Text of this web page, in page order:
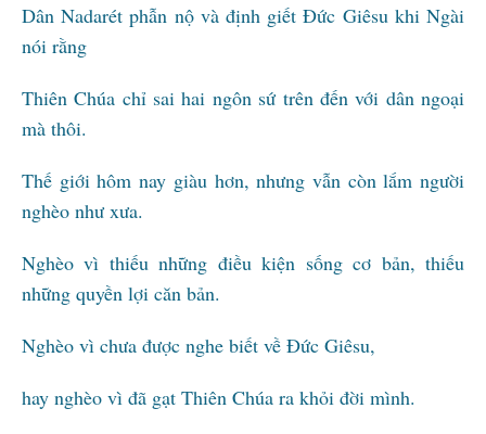
Dân Nadarét phẫn nộ và định giết Đức Giêsu khi Ngài
nói rằng
Thiên Chúa chỉ sai hai ngôn sứ trên đến với dân ngoại
mà thôi.
Thế giới hôm nay giàu hơn, nhưng vẫn còn lắm người
nghèo như xưa.
Nghèo vì thiếu những điều kiện sống cơ bản, thiếu
những quyền lợi căn bản.
Nghèo vì chưa được nghe biết về Đức Giêsu,
hay nghèo vì đã gạt Thiên Chúa ra khỏi đời mình.